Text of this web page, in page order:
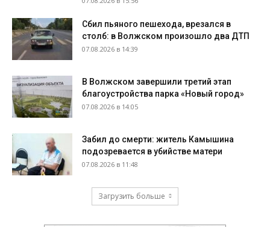
Сбил пьяного пешехода, врезался в
столб: в Волжском произошло два ДТП
07.08.2026 в 14:39
В Волжском завершили третий этап
благоустройства парка «Новый город»
07.08.2026 в 14:05
Забил до смерти: житель Камышина
подозревается в убийстве матери
07.08.2026 в 11:48
Загрузить больше